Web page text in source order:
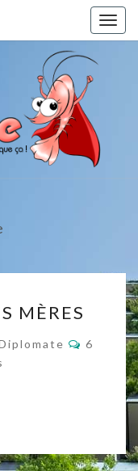
MÈRES
6